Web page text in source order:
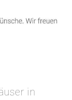
in